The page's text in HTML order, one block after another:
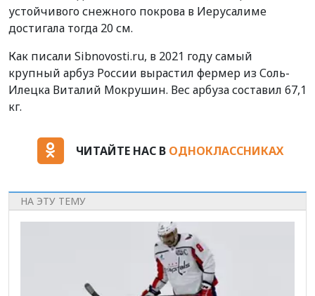
устойчивого снежного покрова в Иерусалиме
достигала тогда 20 см.
Как писали Sibnovosti.ru, в 2021 году самый
крупный арбуз России вырастил фермер из Соль-
Илецка Виталий Мокрушин. Вес арбуза составил 67,1
кг.
ЧИТАЙТЕ НАС В ОДНОКЛАССНИКАХ
НА ЭТУ ТЕМУ